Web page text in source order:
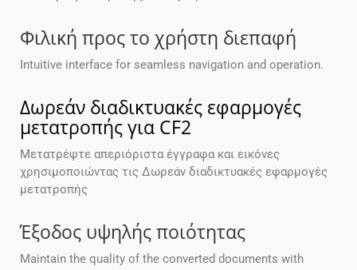
Φιλική προς το χρήστη διεπαφή
Intuitive interface for seamless navigation and operation.
Δωρεάν διαδικτυακές εφαρμογές
μετατροπής για CF2
Μετατρέψτε απεριόριστα έγγραφα και εικόνες
χρησιμοποιώντας τις Δωρεάν διαδικτυακές εφαρμογές
μετατροπής
Έξοδος υψηλής ποιότητας
Maintain the quality of the converted documents with